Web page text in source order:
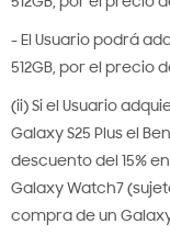
- El Usuario podrá
512GB, por el precio
(ii) Si el Usuario
Galaxy S25 Plus el
descuento del 15%
Galaxy Watch7
compra de un